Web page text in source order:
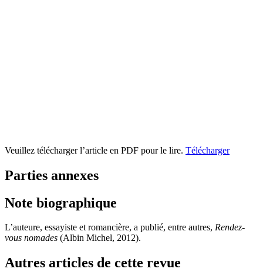
Veuillez télécharger l’article en PDF pour le lire. Télécharger
Parties annexes
Note biographique
L’auteure, essayiste et romancière, a publié, entre autres, Rendez-
vous nomades (Albin Michel, 2012).
Autres articles de cette revue